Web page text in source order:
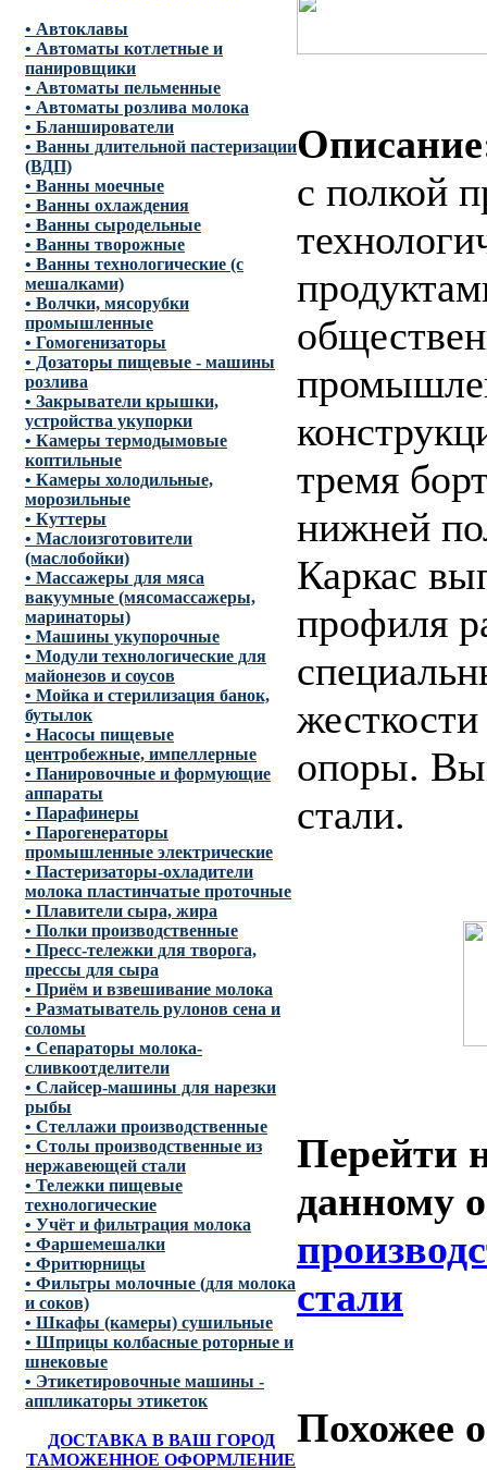
• Автоклавы
• Автоматы котлетные и
панировщики
• Автоматы пельменные
• Автоматы розлива молока
• Бланширователи
• Ванны длительной пастеризации
(ВДП)
• Ванны моечные
• Ванны охлаждения
• Ванны сыродельные
• Ванны творожные
• Ванны технологические (с
мешалками)
• Волчки, мясорубки
промышленные
• Гомогенизаторы
• Дозаторы пищевые - машины
розлива
• Закрыватели крышки,
устройства укупорки
• Камеры термодымовые
коптильные
• Камеры холодильные,
морозильные
• Куттеры
• Маслоизготовители
(маслобойки)
• Массажеры для мяса
вакуумные (мясомассажеры,
маринаторы)
• Машины укупорочные
• Модули технологические для
майонезов и соусов
• Мойка и стерилизация банок,
бутылок
• Насосы пищевые
центробежные, импеллерные
• Панировочные и формующие
аппараты
• Парафинеры
• Парогенераторы
промышленные электрические
• Пастеризаторы-охладители
молока пластинчатые проточные
• Плавители сыра, жира
• Полки производственные
• Пресс-тележки для творога,
прессы для сыра
• Приём и взвешивание молока
• Разматыватель рулонов сена и
соломы
• Сепараторы молока-
сливкоотделители
• Слайсер-машины для нарезки
рыбы
• Стеллажи производственные
• Столы производственные из
нержавеющей стали
• Тележки пищевые
технологические
• Учёт и фильтрация молока
• Фаршемешалки
• Фритюрницы
• Фильтры молочные (для молока
и соков)
• Шкафы (камеры) сушильные
• Шприцы колбасные роторные и
шнековые
• Этикетировочные машины -
аппликаторы этикеток
ДОСТАВКА В ВАШ ГОРОД
ТАМОЖЕННОЕ ОФОРМЛЕНИЕ
с полкой
тремя
нижней
Каркас
профиля
опоры.
стали.
Перейти
данному
стали
Похожее